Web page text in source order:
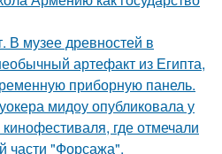
В музее древностей в
артефакт из Египта,
приборную панель.
мидоу опубликовала у
где отмечали
части "Форсажа".